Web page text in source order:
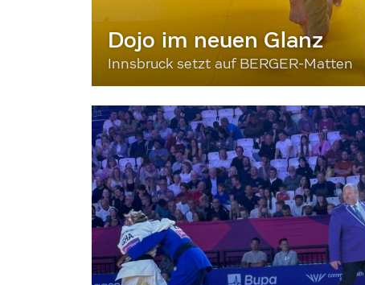
Dojo im neuen Glanz
Innsbruck setzt auf BERGER-Matten